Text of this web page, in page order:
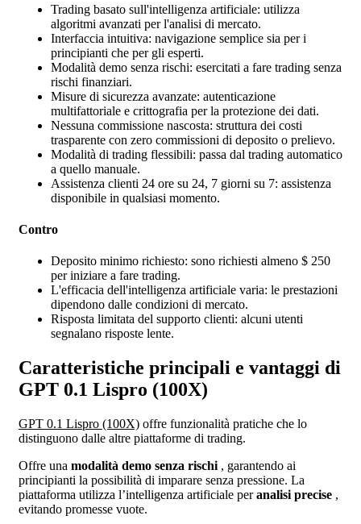
Trading basato sull'intelligenza artificiale: utilizza
algoritmi avanzati per l'analisi di mercato.
Interfaccia intuitiva: navigazione semplice sia per i
principianti che per gli esperti.
Modalità demo senza rischi: esercitati a fare trading senza
rischi finanziari.
Misure di sicurezza avanzate: autenticazione
multifattoriale e crittografia per la protezione dei dati.
Nessuna commissione nascosta: struttura dei costi
trasparente con zero commissioni di deposito o prelievo.
Modalità di trading flessibili: passa dal trading automatico
a quello manuale.
Assistenza clienti 24 ore su 24, 7 giorni su 7: assistenza
disponibile in qualsiasi momento.
Contro
Deposito minimo richiesto: sono richiesti almeno $ 250
per iniziare a fare trading.
L'efficacia dell'intelligenza artificiale varia: le prestazioni
dipendono dalle condizioni di mercato.
Risposta limitata del supporto clienti: alcuni utenti
segnalano risposte lente.
Caratteristiche principali e vantaggi di
GPT 0.1 Lispro (100X)
GPT 0.1 Lispro (100X) offre funzionalità pratiche che lo
distinguono dalle altre piattaforme di trading.
Offre una modalità demo senza rischi , garantendo ai
principianti la possibilità di imparare senza pressione. La
piattaforma utilizza l’intelligenza artificiale peranalisi precise ,
evitando promesse vuote.